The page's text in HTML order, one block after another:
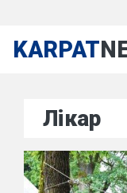
KARPAT
Лікар